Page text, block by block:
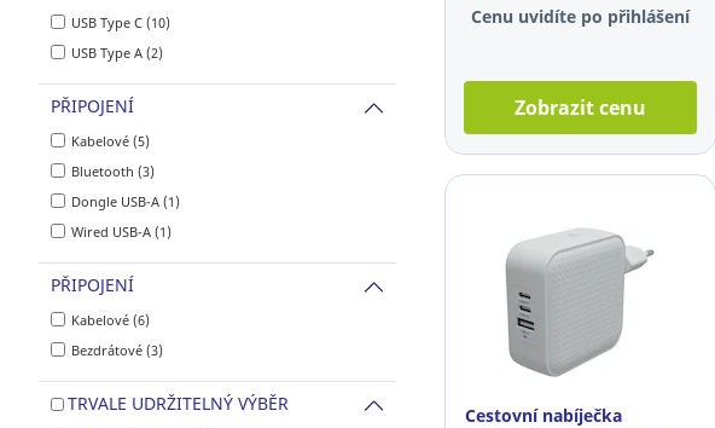
USB Type C (10)
USB Type A (2)
PŘIPOJENÍ
Kabelové (5)
Bluetooth (3)
Dongle USB-A (1)
Wired USB-A (1)
PŘIPOJENÍ
Kabelové (6)
Bezdrátové (3)
TRVALE UDRŽITELNÝ VÝBĚR
Cenu uvidíte po přihlášení
Zobrazit cenu
Cestovní nabíječka